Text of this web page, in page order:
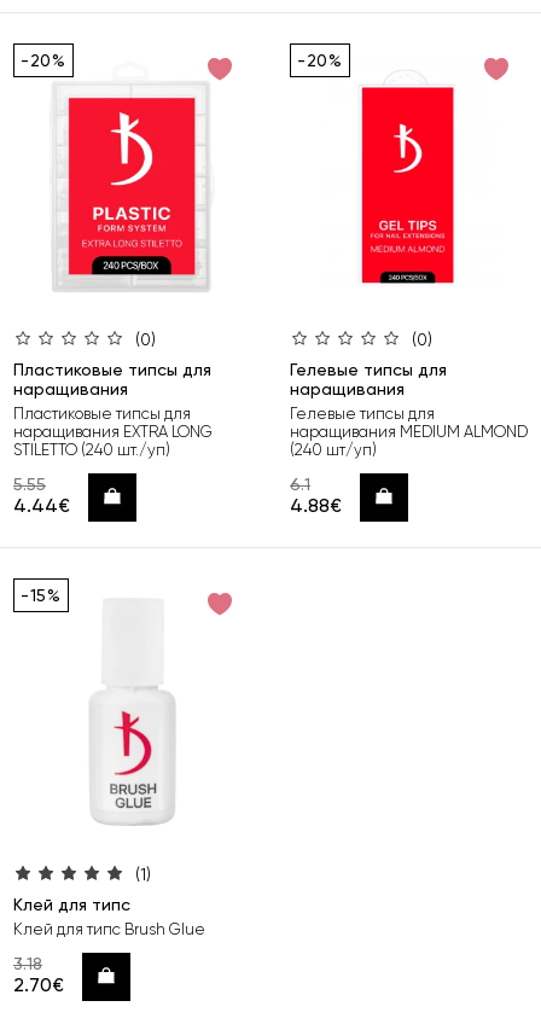
-20%
(0)
Пластиковые типсы для
наращивания
Пластиковые типсы для
наращивания EXTRA LONG
STILETTO (240 шт./уп)
5.55
4.44€ Купить
-20%
(0)
Гелевые типсы для
наращивания
Гелевые типсы для
наращивания MEDIUM ALMOND
(240 шт/уп)
6.1
4.88€ Купить
-15%
(1)
Клей для типс
Клей для типс Brush Glue
3.18
2.70€ Купить